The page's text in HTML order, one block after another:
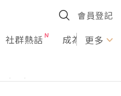
會員登記
社群熱話 成為U更多